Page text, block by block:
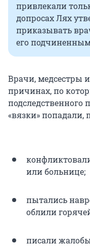
привлекали
допросах Лях
приказывать
его
Врачи, медсестры
причинах, по
подследственного
«вязки» попадали,
или больнице;
пытались
облили
писали